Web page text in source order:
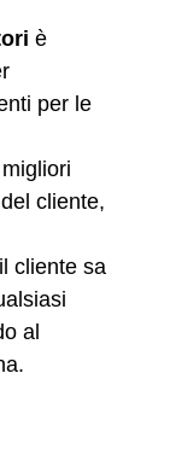
è
per le
cliente,
cliente sa
al